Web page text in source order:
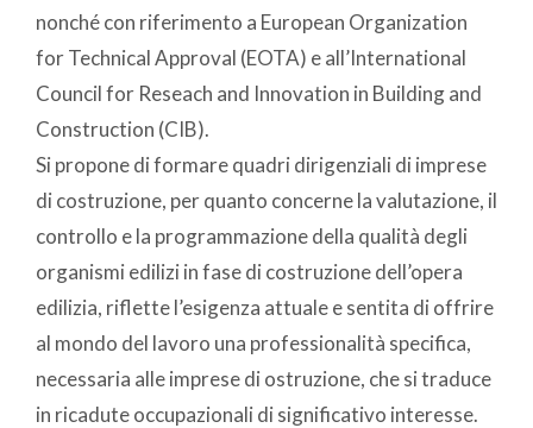
nonché con riferimento a European Organization
for Technical Approval (EOTA) e all’International
Council for Reseach and Innovation in Building and
Construction (CIB).
Si propone di formare quadri dirigenziali di imprese
di costruzione, per quanto concerne la valutazione, il
controllo e la programmazione della qualità degli
organismi edilizi in fase di costruzione dell’opera
edilizia, riflette l’esigenza attuale e sentita di offrire
al mondo del lavoro una professionalità specifica,
necessaria alle imprese di ostruzione, che si traduce
in ricadute occupazionali di significativo interesse.